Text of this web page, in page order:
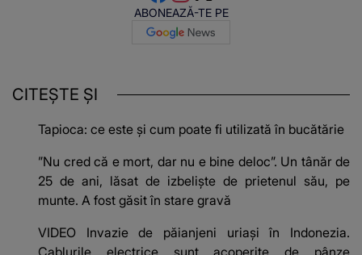
ABONEAZĂ-TE PE
CITEȘTE ȘI
Tapioca: ce este și cum poate fi utilizată în bucătărie
”Nu cred că e mort, dar nu e bine deloc”. Un tânăr de
25 de ani, lăsat de izbeliște de prietenul său, pe
munte. A fost găsit în stare gravă
VIDEO Invazie de păianjeni uriași în Indonezia.